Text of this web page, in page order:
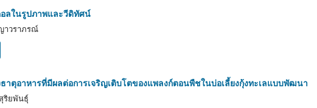
ลในรูปภาพและวีดิทัศน์
วราภรณ์
าตุอาหารที่มีผลต่อการเจริญเติบโตของแพลงก์ตอนพืชในบ่อเลี้ยงกุ้งทะเลแบบพัฒนา
ริยพันธุ์